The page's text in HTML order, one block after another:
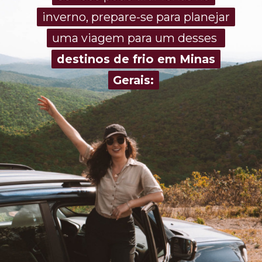
inverno, prepare-se para planejar
uma viagem para um desses
destinos de frio em Minas
Gerais:
inverno, prepare-se para planejar
uma viagem para um desses
destinos de frio em Minas
Gerais: